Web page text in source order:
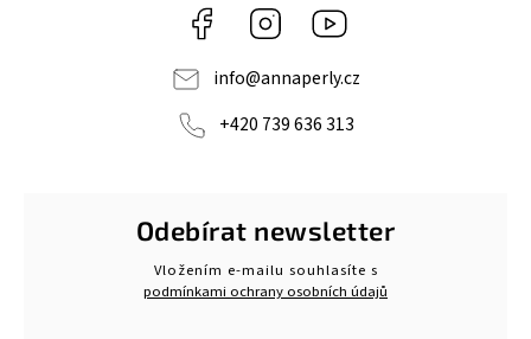
Facebook Instagram
info@annaperly.cz
+420 739 636 313
Odebírat newsletter
Vložením e-mailu souhlasíte s
podmínkami ochrany osobních údajů